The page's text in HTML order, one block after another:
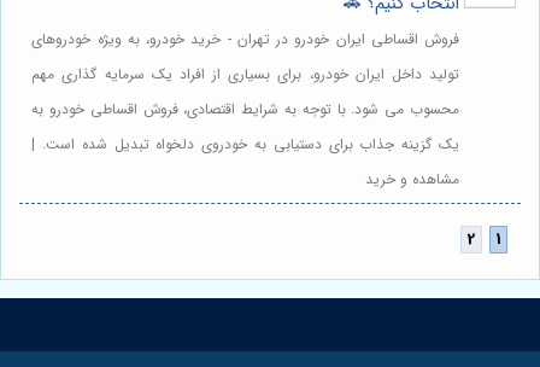
فروش اقساطی ایران خودرو در تهران - خرید خودرو، به ویژه خودروهای
تولید داخل ایران خودرو، برای بسیاری از افراد یک سرمایه گذاری مهم
محسوب می شود. با توجه به شرایط اقتصادی، فروش اقساطی خودرو به
یک گزینه جذاب برای دستیابی به خودروی دلخواه تبدیل شده است. |
مشاهده و خرید